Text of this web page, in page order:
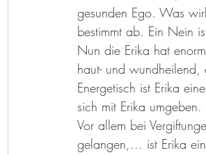
gesunden Ego. Was
bestimmt ab. Ein Nein
Nun die Erika hat
haut- und wundheilend,
Energetisch ist Erika
sich mit Erika
Vor allem bei
gelangen,... ist Erika